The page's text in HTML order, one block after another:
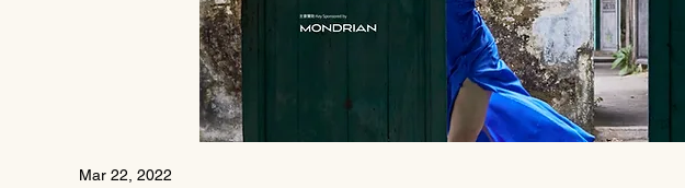
Mar 22, 2022